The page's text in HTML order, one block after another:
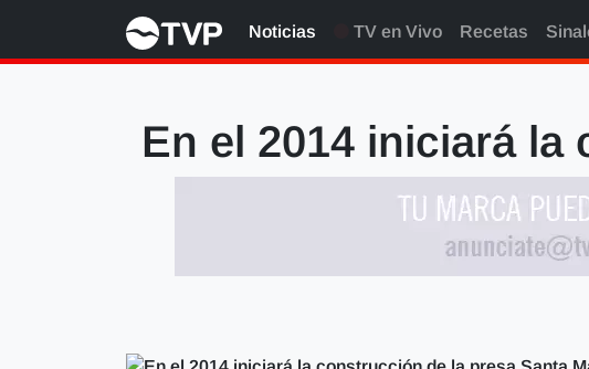
Noticias TV en Vivo Recetas
En el 2014 iniciará